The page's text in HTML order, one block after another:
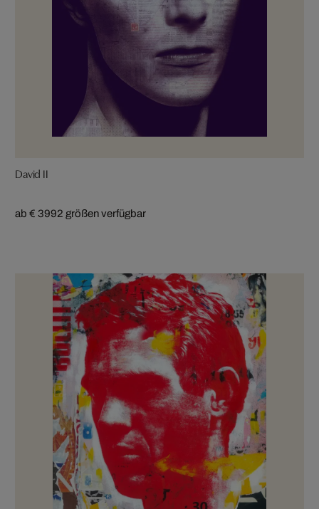
David II
ab € 3992 größen verfügbar